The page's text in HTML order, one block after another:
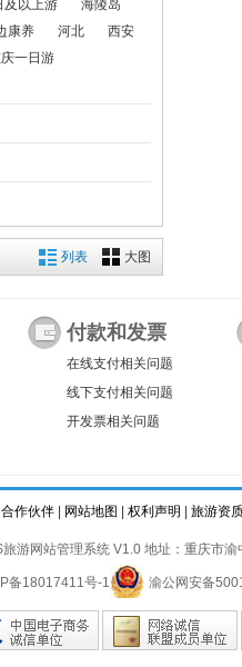
及以上游
海陵岛
康养 河北
西安
一日游
列表 大图
付款和发票
在线支付相关问题
线下支付相关问题
开发票相关问题
合作伙伴 网站地图 权利声明 旅游资
旅游网站管理系统 V1.0 地址：重庆市
备18017411号-1 渝公网安备